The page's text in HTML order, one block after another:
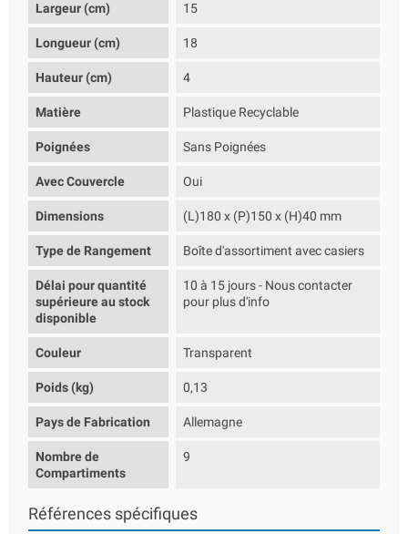
Largeur (cm) 15
Longueur (cm) 18
Hauteur (cm) 4
Matière Plastique Recyclable
Poignées Sans Poignées
Avec Couvercle Oui
Dimensions (L)180 x (P)150 x (H)40 mm
Type de Rangement Boîte d'assortiment avec casiers
Délai pour quantité
supérieure au stock
disponible
10 à 15 jours - Nous contacter
pour plus d'info
Couleur Transparent
Poids (kg) 0,13
Pays de Fabrication Allemagne
Nombre de
Compartiments
9
Références spécifiques